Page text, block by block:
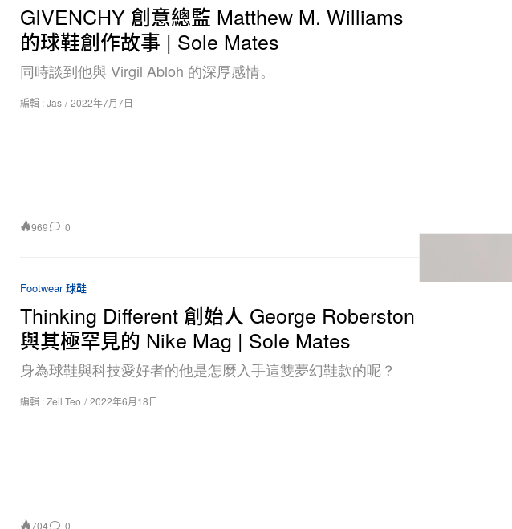
GIVENCHY 創意總監 Matthew M. Williams
的球鞋創作故事 | Sole Mates
同時談到他與 Virgil Abloh 的深厚感情。
編輯 :Jas / 2022年7月7日
969 0
Footwear 球鞋
Thinking Different 創始人 George Roberston
與其極罕見的 Nike Mag | Sole Mates
身為球鞋與科技愛好者的他是怎麼入手這雙夢幻鞋款的呢？
編輯 :Zeil Teo / 2022年6月18日
704 0